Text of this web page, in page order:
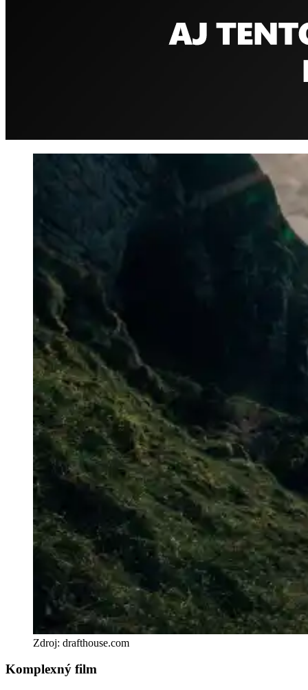
Zdroj: drafthouse.com
Komplexný film